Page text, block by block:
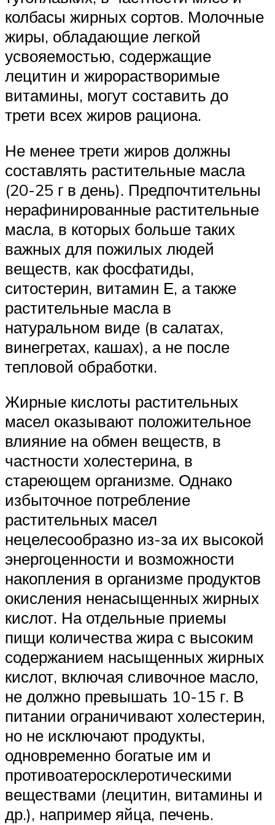
колбасы жирных сортов. Молочные
жиры, обладающие легкой
усвояемостью, содержащие
лецитин и жирорастворимые
витамины, могут составить до
трети всех жиров рациона.
Не менее трети жиров должны
составлять растительные масла
(20-25 г в день). Предпочтительны
нерафинированные растительные
масла, в которых больше таких
важных для пожилых людей
веществ, как фосфатиды,
ситостерин, витамин Е, а также
растительные масла в
натуральном виде (в салатах,
винегретах, кашах), а не после
тепловой обработки.
Жирные кислоты растительных
масел оказывают положительное
влияние на обмен веществ, в
частности холестерина, в
стареющем организме. Однако
избыточное потребление
растительных масел
нецелесообразно из-за их высокой
энергоценности и возможности
накопления в организме продуктов
окисления ненасыщенных жирных
кислот. На отдельные приемы
пищи количества жира с высоким
содержанием насыщенных жирных
кислот, включая сливочное масло,
не должно превышать 10-15 г. В
питании ограничивают холестерин,
но не исключают продукты,
одновременно богатые им и
противоатеросклеротическими
веществами (лецитин, витамины и
др.), например яйца, печень.